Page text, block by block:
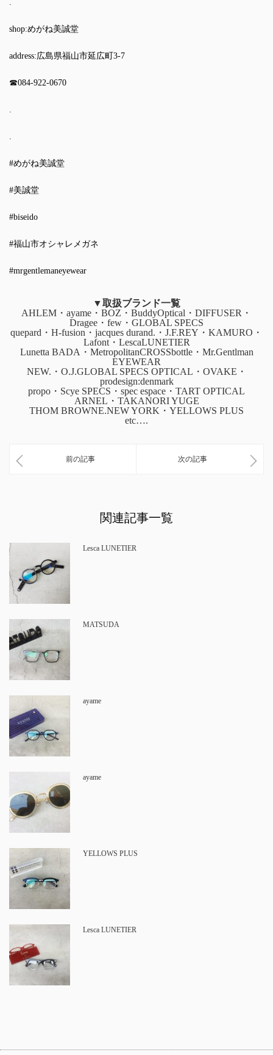
shop:めがね美誠堂
address:広島県福山市延広町3-7
☎︎084-922-0670
#めがね美誠堂
#美誠堂
#biseido
#福山市オシャレメガネ
#mrgentlemaneyewear
▼取扱ブランド一覧
AHLEM・ayame・BOZ・BuddyOptical・DIFFUSER・
Dragee・few・GLOBAL SPECS
quepard・H-fusion・jacques durand.・J.F.REY・KAMURO・
Lafont・LescaLUNETIER
Lunetta BADA・MetropolitanCROSSbottle・Mr.Gentlman
EYEWEAR
NEW.・O.J.GLOBAL SPECS OPTICAL・OVAKE・
prodesign:denmark
propo・Scye SPECS・spec espace・TART OPTICAL
ARNEL・TAKANORI YUGE
THOM BROWNE.NEW YORK・YELLOWS PLUS
etc….
前の記事 次の記事
関連記事一覧
Lesca LUNETIER
MATSUDA
ayame
ayame
YELLOWS PLUS
Lesca LUNETIER